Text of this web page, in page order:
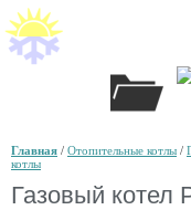
Главная / Отопительные котлы /
котлы
Газовый котел